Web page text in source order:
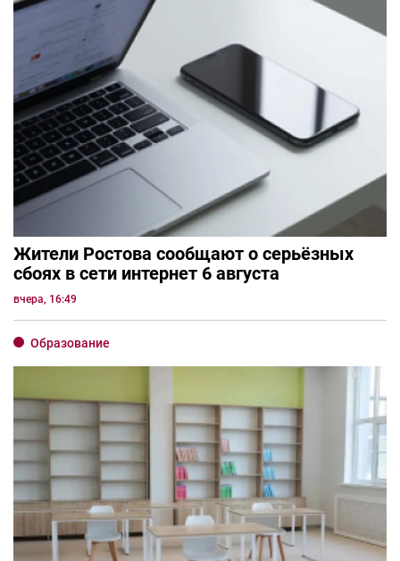
Жители Ростова сообщают о серьёзных
сбоях в сети интернет 6 августа
вчера, 16:49
Образование